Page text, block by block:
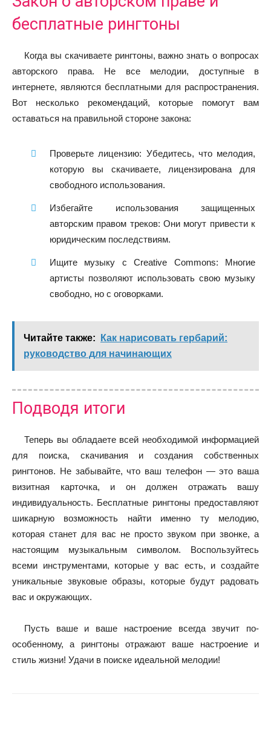
бесплатные рингтоны
Когда вы скачиваете рингтоны, важно знать о вопросах
авторского права. Не все мелодии, доступные в
интернете, являются бесплатными для распространения.
Вот несколько рекомендаций, которые помогут вам
оставаться на правильной стороне закона:
Проверьте лицензию: Убедитесь, что мелодия,
которую вы скачиваете, лицензирована для
свободного использования.
Избегайте использования защищенных
авторским правом треков: Они могут привести к
юридическим последствиям.
Ищите музыку с Creative Commons: Многие
артисты позволяют использовать свою музыку
свободно, но с оговорками.
Читайте также:
Как нарисовать гербарий:
руководство для начинающих
Подводя итоги
Теперь вы обладаете всей необходимой информацией
для поиска, скачивания и создания собственных
рингтонов. Не забывайте, что ваш телефон — это ваша
визитная карточка, и он должен отражать вашу
индивидуальность. Бесплатные рингтоны предоставляют
шикарную возможность найти именно ту мелодию,
которая станет для вас не просто звуком при звонке, а
настоящим музыкальным символом. Воспользуйтесь
всеми инструментами, которые у вас есть, и создайте
уникальные звуковые образы, которые будут радовать
вас и окружающих.
Пусть ваше и ваше настроение всегда звучит по-
особенному, а рингтоны отражают ваше настроение и
стиль жизни! Удачи в поиске идеальной мелодии!